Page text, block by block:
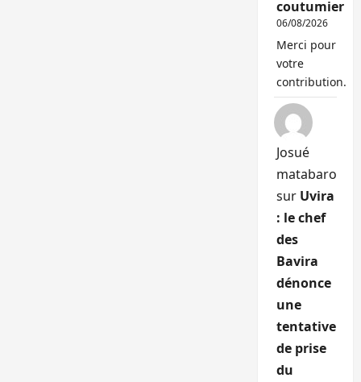
coutumier
06/08/2026
Merci pour
votre
contribution.
Josué
matabaro
sur Uvira
: le chef
des
Bavira
dénonce
une
tentative
de prise
du